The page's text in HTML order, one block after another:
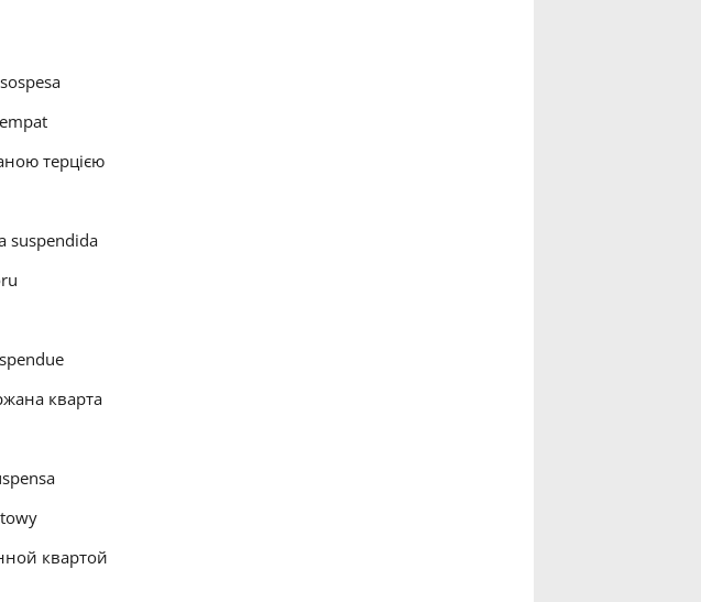
терцією
suspendida
кварта
квартой